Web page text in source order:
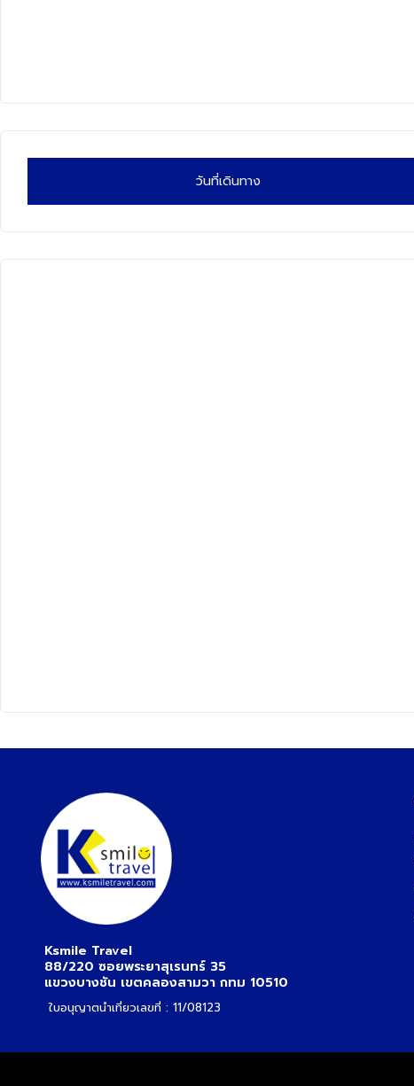
วันที่เดินทาง
Ksmile Travel
88/220 ซอยพระยาสุเรนทร์ 35
แขวงบางชัน เขตคลองสามวา กทม 10510
ใบอนุญาตนำเที่ยวเลขที่ : 11/08123